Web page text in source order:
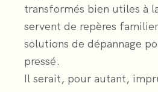
transformés bien utiles à
servent de repères
solutions de dépannage
pressé.
Il serait, pour autant,